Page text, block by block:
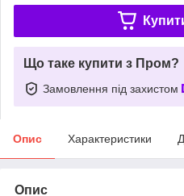
Що таке купити з Пром?
Замовлення під захистом
Опис Характеристики
Опис